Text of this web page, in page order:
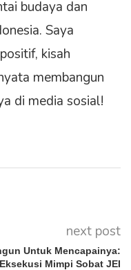
budaya dan
Saya
kisah
membangun
di media sosial!
next post
Untuk Mencapainya:
Mimpi Sobat JEI